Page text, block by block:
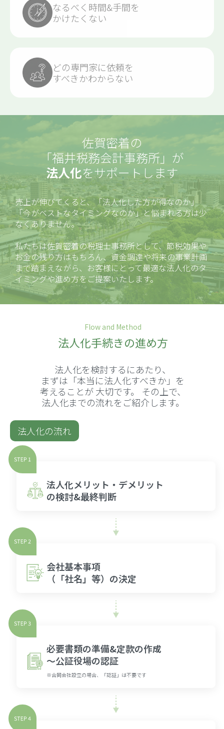
なるべく時間&手間を
かけたくない
どの専門家に依頼を
すべきかわからない
佐賀密着の
「福井税務会計事務所」 が
法人化をサポートします
売上が伸びてくると、「法人化した方が得なのか」
「今がベストなタイミングなのか」と悩まれる方は少
なくありません。
私たちは佐賀密着の税理士事務所として、節税効果や
お金の残り方はもちろん、資金調達や将来の事業計画
まで踏まえながら、お客様にとって最適な法人化のタ
イミングや進め方をご提案いたします。
Flow and Method
法人化手続きの進め方
法人化を検討するにあたり、
まずは「本当に法人化すべきか」を
考えることが大切です。 その上で、
法人化までの流れをご紹介します。
法人化の流れ
法人化メリット・デメリット
の検討&最終判断
会社基本事項
（「社名」等）の決定
必要書類の準備&定款の作成
〜公証役場の認証
※合同会社設立の場合、「認証」は不要です